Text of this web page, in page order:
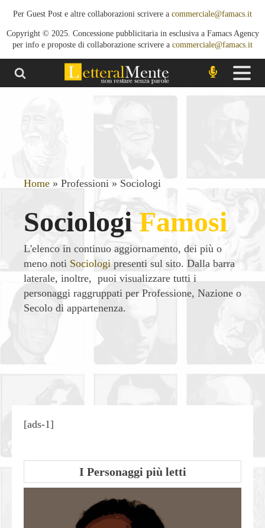
Per Guest Post e altre collaborazioni scrivere a commerciale@famacs.it
Copyright © 2025. Concessione pubblicitaria in esclusiva a Famacs Agency
per info e proposte di collaborazione scrivere a commerciale@famacs.it
Home » Professioni » Sociologi
Sociologi Famosi
L'elenco in continuo aggiornamento, dei più o
meno noti Sociologi presenti sul sito. Dalla barra
laterale, inoltre, puoi visualizzare tutti i
personaggi raggruppati per Professione, Nazione o
Secolo di appartenenza.
[ads-1]
I Personaggi più letti